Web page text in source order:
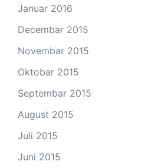
Januar 2016
Decembar 2015
Novembar 2015
Oktobar 2015
Septembar 2015
August 2015
Juli 2015
Juni 2015